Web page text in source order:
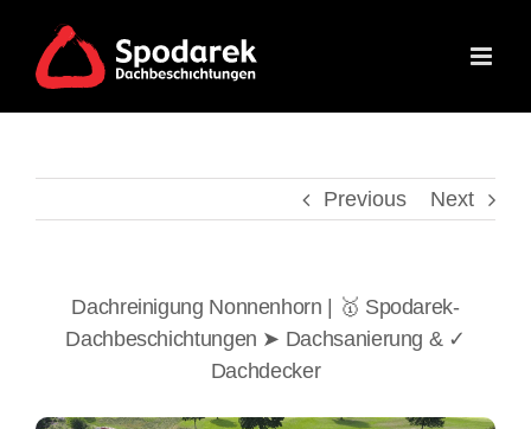
content
Previous Next
Dachreinigung Nonnenhorn | 🥇 Spodarek-
Dachbeschichtungen ➤ Dachsanierung & ✓
Dachdecker